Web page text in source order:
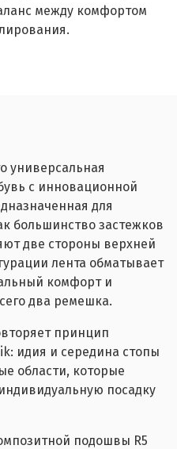
между комфортом
универсальная
с инновационной
для
большинство застежков
две стороны верхней
лента обматывает
комфорт и
два ремешка.
принцип
идия и середина стопы
области, которые
посадку
подошвы R5